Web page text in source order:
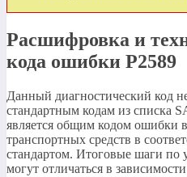
Расшифровка и
кода ошибки P2589
Данный диагностический код
стандартным кодам из списка
является общим кодом ошибки
транспортных средств в
стандартом. Итоговые шаги по
могут отличаться в